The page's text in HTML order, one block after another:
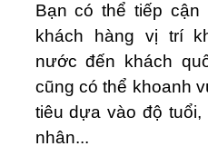
Bạn có thể tiếp
khách hàng vị trí
nước đến khách
cũng có thể khoanh
tiêu dựa vào độ
nhân...